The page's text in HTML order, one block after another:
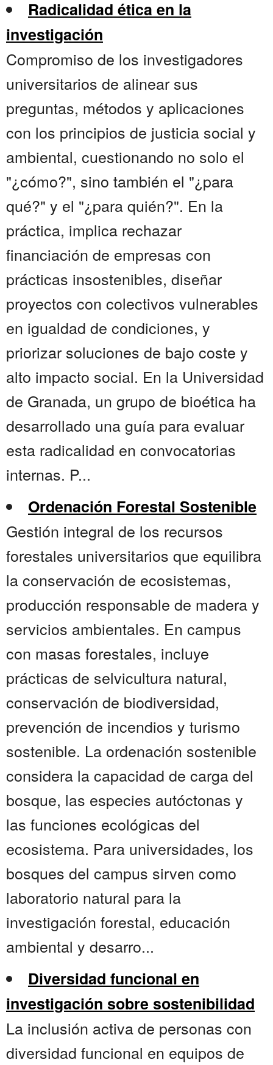
Radicalidad ética en la
investigación
Compromiso de los investigadores
universitarios de alinear sus
preguntas, métodos y aplicaciones
con los principios de justicia social y
ambiental, cuestionando no solo el
"¿cómo?", sino también el "¿para
qué?" y el "¿para quién?". En la
práctica, implica rechazar
financiación de empresas con
prácticas insostenibles, diseñar
proyectos con colectivos vulnerables
en igualdad de condiciones, y
priorizar soluciones de bajo coste y
alto impacto social. En la Universidad
de Granada, un grupo de bioética ha
desarrollado una guía para evaluar
esta radicalidad en convocatorias
internas. P...
Ordenación Forestal Sostenible
Gestión integral de los recursos
forestales universitarios que equilibra
la conservación de ecosistemas,
producción responsable de madera y
servicios ambientales. En campus
con masas forestales, incluye
prácticas de selvicultura natural,
conservación de biodiversidad,
prevención de incendios y turismo
sostenible. La ordenación sostenible
considera la capacidad de carga del
bosque, las especies autóctonas y
las funciones ecológicas del
ecosistema. Para universidades, los
bosques del campus sirven como
laboratorio natural para la
investigación forestal, educación
ambiental y desarro...
Diversidad funcional en
investigación sobre sostenibilidad
La inclusión activa de personas con
diversidad funcional en equipos de